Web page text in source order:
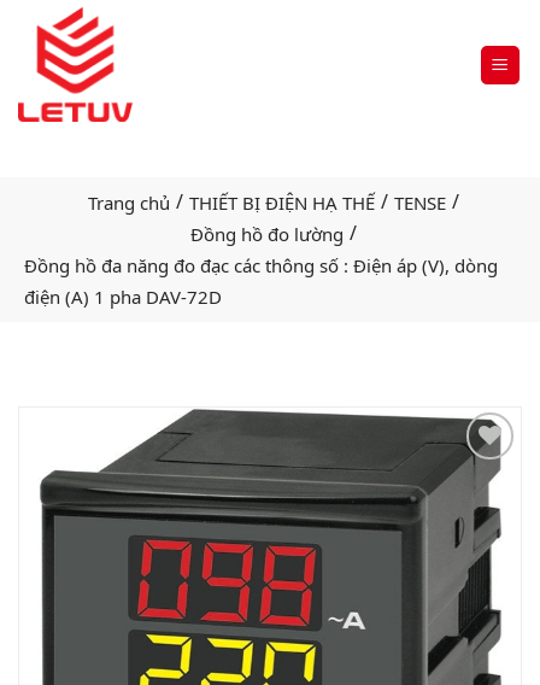
Trang chủ / THIẾT BỊ ĐIỆN HẠ THẾ / TENSE /
Đồng hồ đo lường /
Đồng hồ đa năng đo đạc các thông số : Điện áp (V), dòng
điện (A) 1 pha DAV-72D
Add
to
wishlist